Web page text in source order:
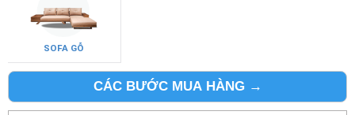
SOFA GỖ
CÁC BƯỚC MUA HÀNG →